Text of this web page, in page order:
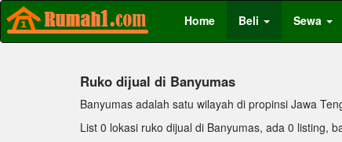
Home Beli Sewa
Ruko dijual di Banyumas
Banyumas adalah satu wilayah di propinsi Jawa
List 0 lokasi ruko dijual di Banyumas, ada 0 listing,